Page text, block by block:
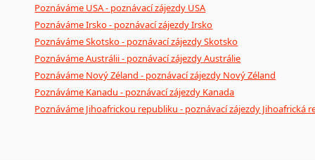
Poznáváme USA - poznávací zájezdy USA
Poznáváme Irsko - poznávací zájezdy Irsko
Poznáváme Skotsko - poznávací zájezdy Skotsko
Poznáváme Austrálii - poznávací zájezdy Austrálie
Poznáváme Nový Zéland - poznávací zájezdy Nový Zéland
Poznáváme Kanadu - poznávací zájezdy Kanada
Poznáváme Jihoafrickou republiku - poznávací zájezdy Jihoafrická